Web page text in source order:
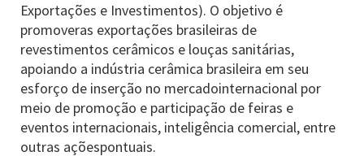
Exportações e Investimentos). O objetivo é
promoveras exportações brasileiras de
revestimentos cerâmicos e louças sanitárias,
apoiando a indústria cerâmica brasileira em seu
esforço de inserção no mercadointernacional por
meio de promoção e participação de feiras e
eventos internacionais, inteligência comercial, entre
outras açõespontuais.